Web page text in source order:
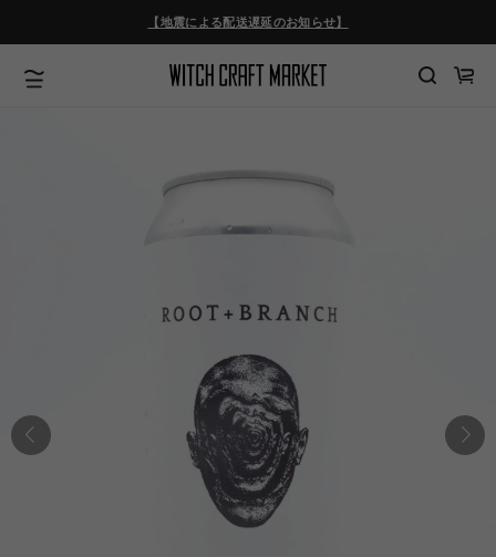
進
む
【地震による配送遅延のお知らせ】
カ